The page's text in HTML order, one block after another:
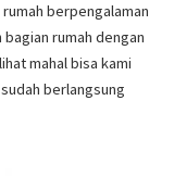
berpengalaman
rumah dengan
mahal bisa kami
berlangsung